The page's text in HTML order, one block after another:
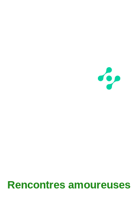
Rencontres amoureuses